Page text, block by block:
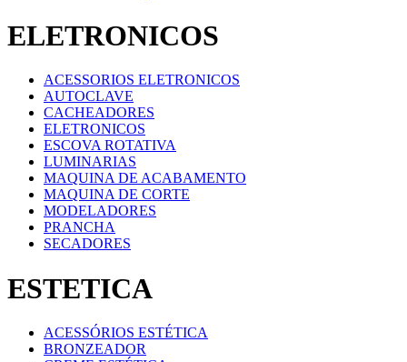
ELETRONICOS
ACESSORIOS ELETRONICOS
AUTOCLAVE
CACHEADORES
ELETRONICOS
ESCOVA ROTATIVA
LUMINARIAS
MAQUINA DE ACABAMENTO
MAQUINA DE CORTE
MODELADORES
PRANCHA
SECADORES
ESTETICA
ACESSÓRIOS ESTÉTICA
BRONZEADOR